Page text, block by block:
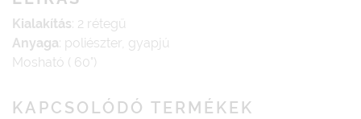
Kialakítás: 2 rétegű
Anyaga: poliészter, gyapjú
Mosható ( 60°)
KAPCSOLÓDÓ TERMÉKEK